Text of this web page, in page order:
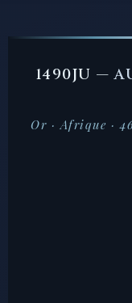
1490JU —
Or · Afrique ·